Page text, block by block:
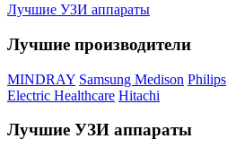
Лучшие УЗИ аппараты
Лучшие производители
MINDRAY Samsung Medison Philips
Electric Healthcare Hitachi
Лучшие УЗИ аппараты